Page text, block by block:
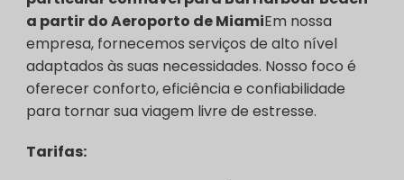
a partir do Aeroporto de MiamiEm nossa
empresa, fornecemos serviços de alto nível
adaptados às suas necessidades. Nosso foco é
oferecer conforto, eficiência e confiabilidade
para tornar sua viagem livre de estresse.
Tarifas: